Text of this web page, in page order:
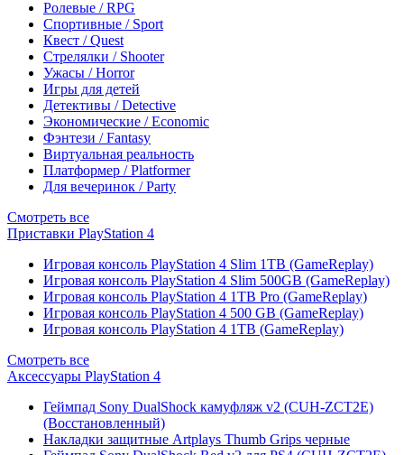
Ролевые / RPG
Спортивные / Sport
Квест / Quest
Стрелялки / Shooter
Ужасы / Horror
Игры для детей
Детективы / Detective
Экономические / Economic
Фэнтези / Fantasy
Виртуальная реальность
Платформер / Platformer
Для вечеринок / Party
Смотреть все
Приставки PlayStation 4
Игровая консоль PlayStation 4 Slim 1TB (GameReplay)
Игровая консоль PlayStation 4 Slim 500GB (GameReplay)
Игровая консоль PlayStation 4 1TB Pro (GameReplay)
Игровая консоль PlayStation 4 500 GB (GameReplay)
Игровая консоль PlayStation 4 1TB (GameReplay)
Смотреть все
Аксессуары PlayStation 4
Геймпад Sony DualShock камуфляж v2 (CUH-ZCT2E)
(Восстановленный)
Накладки защитные Artplays Thumb Grips черные